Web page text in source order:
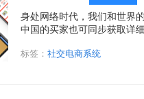
身处网络时代，我们和世界
中国的买家也可同步获取详
以随时购买世界各地的新鲜
标签： 社交电商系统